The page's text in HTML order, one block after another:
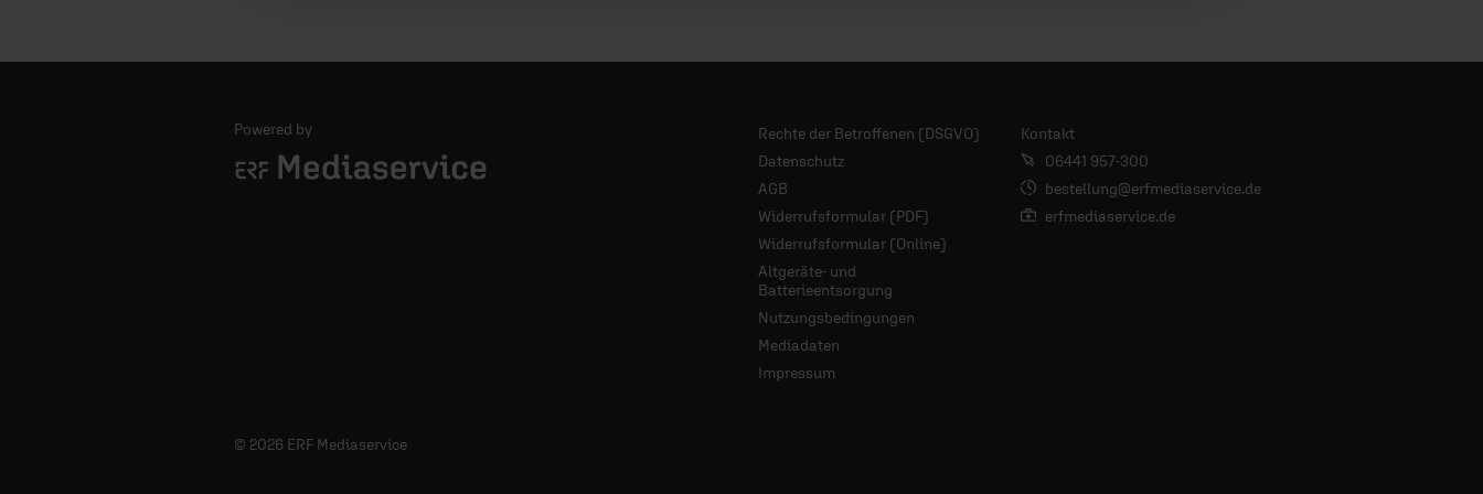
Powered by
Rechte der Betroffenen (DSGVO)
Datenschutz
AGB
Widerrufsformular (PDF)
Widerrufsformular (Online)
Altgeräte- und
Batterieentsorgung
Nutzungsbedingungen
Mediadaten
Impressum
Kontakt
06441 957-300
bestellung@erfmediaservice.de
erfmediaservice.de
© 2026 ERF Mediaservice